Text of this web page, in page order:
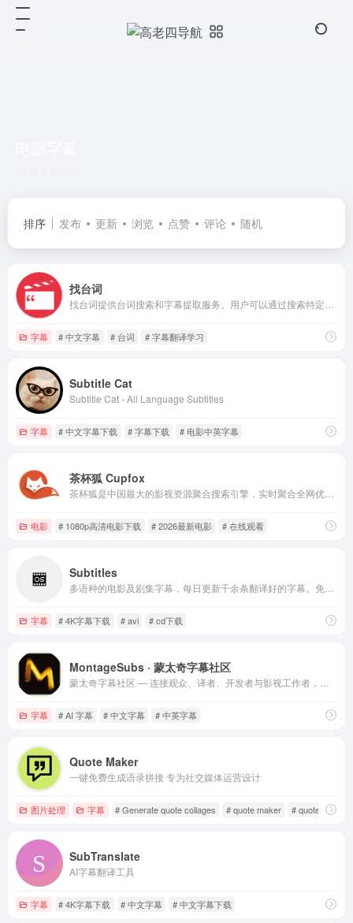
排序 发布 更新 浏览 点赞 评论 随机
找台词
字幕 # 中文字幕 # 台词 # 字幕翻译学习
Subtitle Cat
Subtitle Cat - All Language Subtitles
字幕 # 中文字幕下载 # 字幕下载 # 电影中英字幕
茶杯狐 Cupfox
电影 # 1080p高清电影下载 # 2026最新电影 # 在线观看
Subtitles
字幕 # 4K字幕下载 # avi # cd下载
MontageSubs · 蒙太奇字幕社区
字幕 # AI 字幕 # 中文字幕 # 中英字幕
Quote Maker
一键免费生成语录拼接 专为社交媒体运营设计
图片处理 字幕 # Generate quote collages # quote maker # quote stack
SubTranslate
AI字幕翻译工具
字幕 # 4K字幕下载 # 中文字幕 # 中文字幕下载